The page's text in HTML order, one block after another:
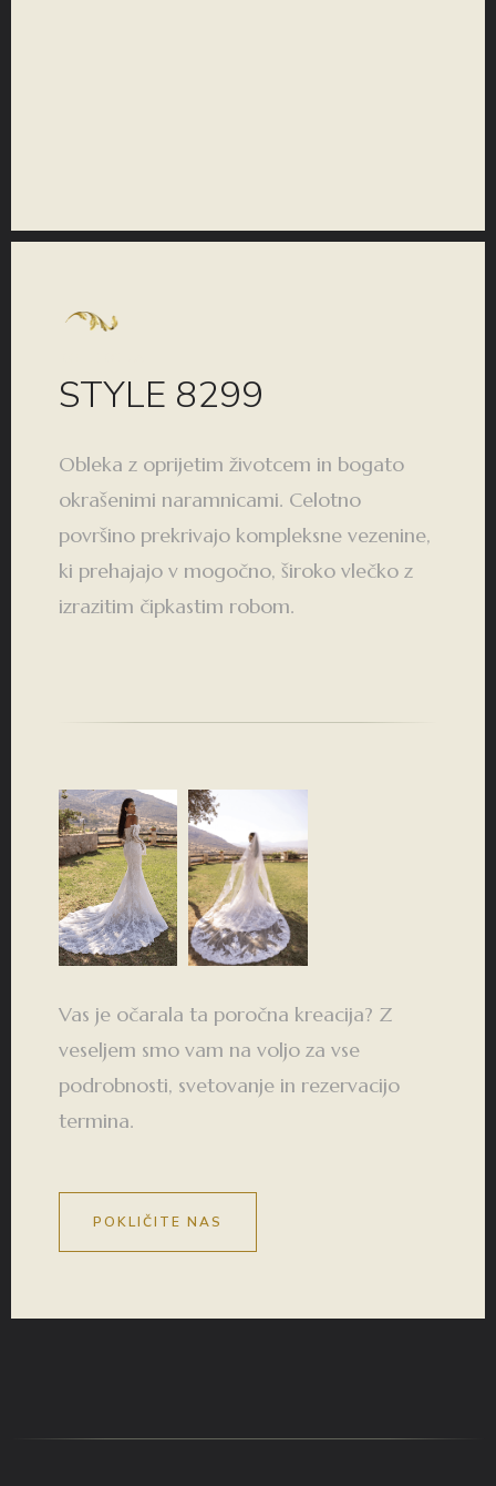
STYLE 8299
Obleka z oprijetim životcem in bogato
okrašenimi naramnicami. Celotno
površino prekrivajo kompleksne vezenine,
ki prehajajo v mogočno, široko vlečko z
izrazitim čipkastim robom.
Vas je očarala ta poročna kreacija? Z
veseljem smo vam na voljo za vse
podrobnosti, svetovanje in rezervacijo
termina.
POKLIČITE NAS